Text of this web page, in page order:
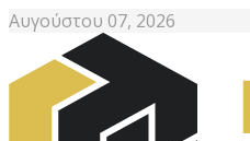
Αυγούστου 07, 2026